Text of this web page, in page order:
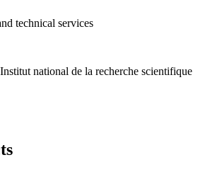
technical services
national de la recherche scientifique